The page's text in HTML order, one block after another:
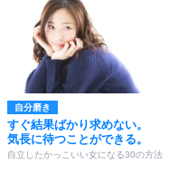
自分磨き
すぐ結果ばかり求めない。
気長に待つことができる。
自立したかっこいい女になる30の方法